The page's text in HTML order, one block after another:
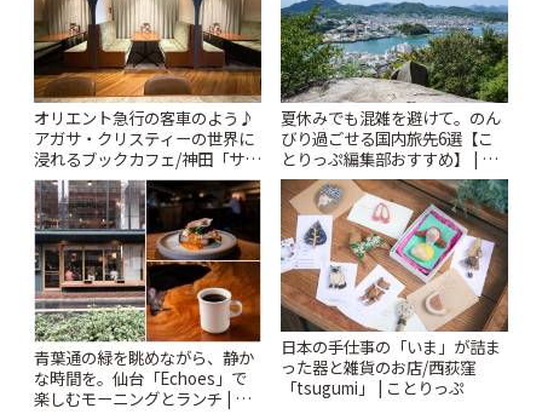
オリエント急行の客車のよう♪
アガサ・クリスティーの世界に
浸れるブックカフェ/神田「サロ
ンクリスティ」 | ことりっぷ
夏休みでも混雑を避けて。のん
びり過ごせる国内旅先6選【こ
とりっぷ編集部おすすめ】 | こ
とりっぷ
青葉通の緑を眺めながら、静か
な時間を。仙台「Echoes」で
楽しむモーニングとランチ | こ
日本の手仕事の「いま」が詰ま
った器と雑貨のお店/西荻窪
「tsugumi」 | ことりっぷ